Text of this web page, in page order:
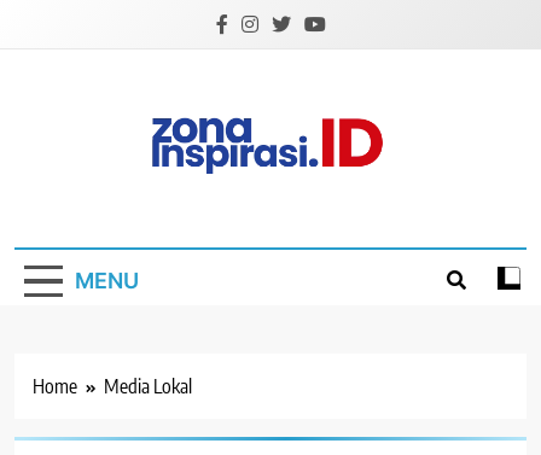
MENU
Home Media Lokal